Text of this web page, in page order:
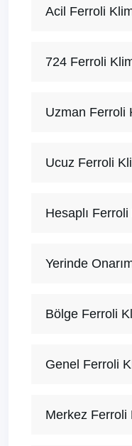
Acil Ferroli
724 Ferroli
Uzman Ferroli
Ucuz Ferroli
Hesaplı
Yerinde
Bölge Ferroli
Genel Ferroli
Merkez Ferroli